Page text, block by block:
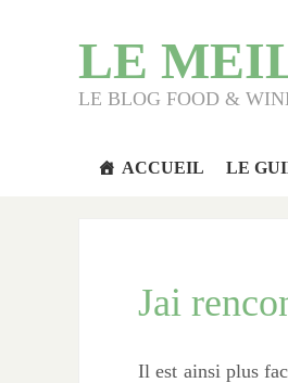
LE
LE BLOG FOOD &
ACCUEIL LE
Jai
Il est ainsi plus